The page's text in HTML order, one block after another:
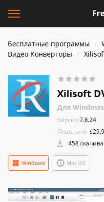
Бесплатные программы
Видео Конверторы
Xilisoft
Для Windows
Версия:7.8.24
Лицензия:
458
Mac OS
Windows